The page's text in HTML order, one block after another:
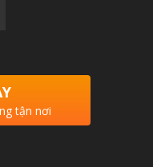
with Chestnut Leather
tận nơi